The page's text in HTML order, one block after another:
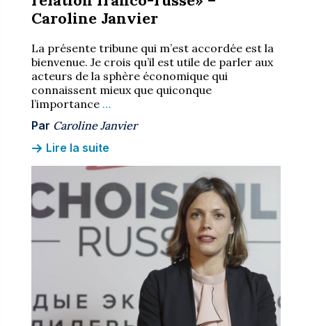
Caroline Janvier
La présente tribune qui m’est accordée est la
bienvenue. Je crois qu’il est utile de parler aux
acteurs de la sphère économique qui
connaissent mieux que quiconque
l’importance …
Par Caroline Janvier
Lire la suite